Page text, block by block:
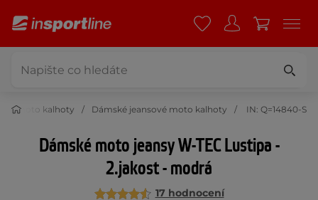
moto kalhoty Dámské jeansové moto kalhoty IN: Q=14840-S
Dámské moto jeansy W-TEC Lustipa -
2.jakost - modrá
17 hodnocení